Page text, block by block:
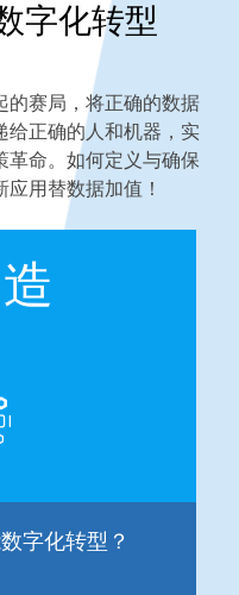
字化转型
的赛局，将正确的数据
给正确的人和机器，实
革命。如何定义与确保
用替数据加值！
字化转型？